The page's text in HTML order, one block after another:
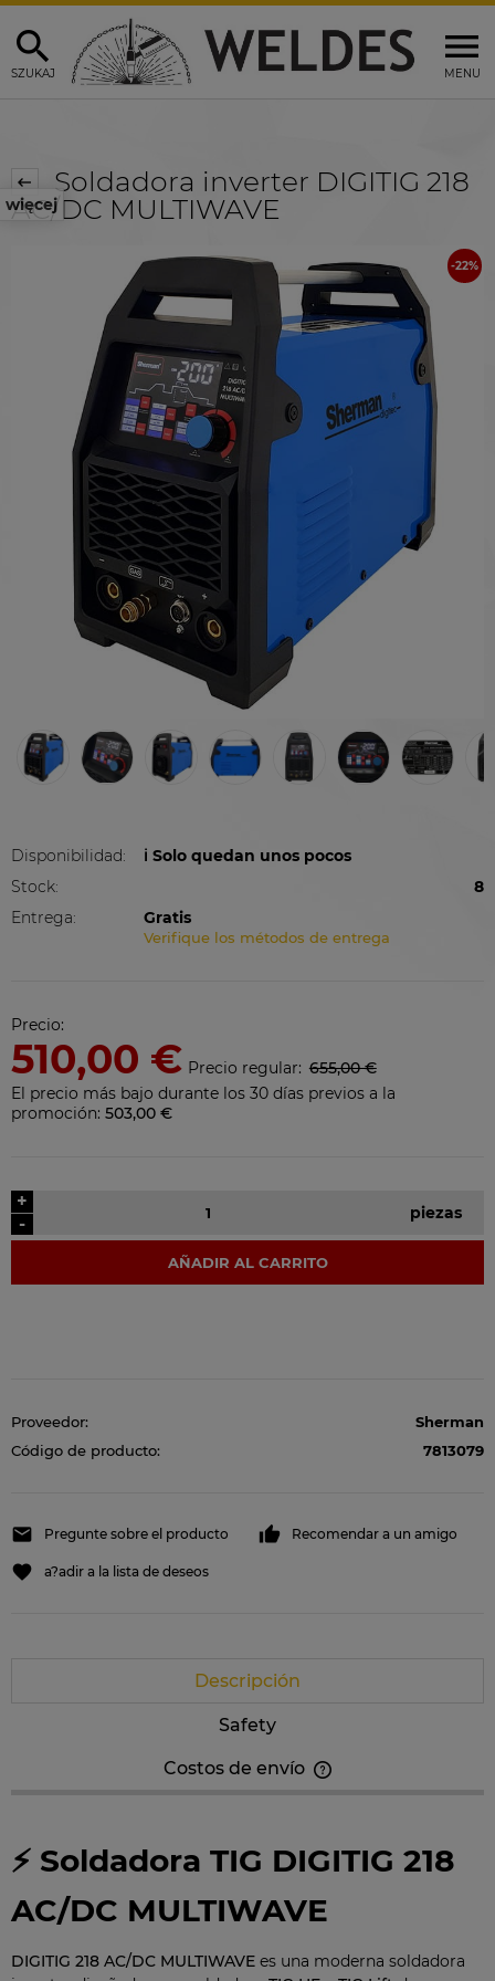
MENU
SZUKAJ
więcej
Soldadora inverter DIGITIG 218
AC/DC MULTIWAVE
Disponibilidad:
ℹ️ Solo quedan unos pocos
Stock:
8
Entrega:
Gratis
Verifique los métodos de entrega
Precio:
510,00 € Precio regular: 655,00 €
El precio más bajo durante los 30 días previos a la
promoción: 503,00 €
-
+
piezas
AÑADIR AL CARRITO
Proveedor:
Sherman
Código de producto:
7813079
Pregunte sobre el producto Recomendar a un amigo
a?adir a la lista de deseos
Descripción
Safety
Costos de envío
⚡ Soldadora TIG DIGITIG 218
AC/DC MULTIWAVE
DIGITIG 218 AC/DC MULTIWAVE es una moderna soldadora